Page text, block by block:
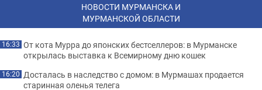
НОВОСТИ МУРМАНСКА И
МУРМАНСКОЙ ОБЛАСТИ
16:33 От кота Мурра до японских бестселлеров: в Мурманске
открылась выставка к Всемирному дню кошек
16:20 Досталась в наследство с домом: в Мурмашах продается
старинная оленья телега